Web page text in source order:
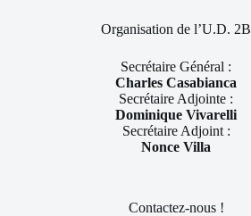
Organisation de l’U.D. 2B
Secrétaire Général :
Charles Casabianca
Secrétaire Adjointe :
Dominique Vivarelli
Secrétaire Adjoint :
Nonce Villa
Contactez-nous !